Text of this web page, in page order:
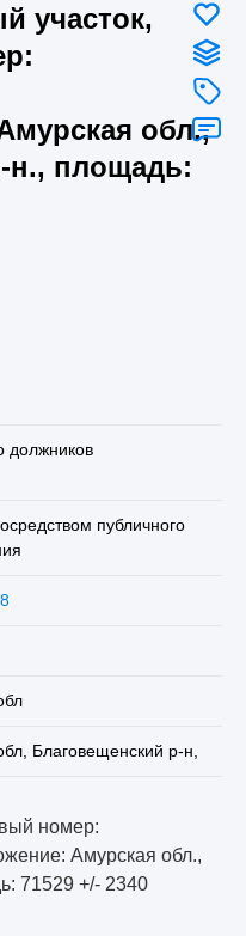
участок,
обл.,
н., площадь:
должников
публичного
Благовещенский р-н,
номер:
Амурская обл.,
71529 +/- 2340